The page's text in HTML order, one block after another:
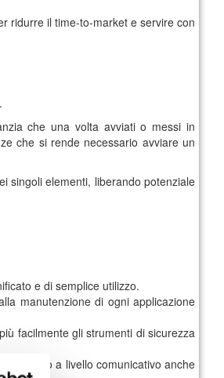
ridurre il time-to-market e servire con
che una volta avviati o messi in
che si rende necessario avviare un
singoli elementi, liberando potenziale
e di semplice utilizzo.
manutenzione di ogni applicazione
facilmente gli strumenti di sicurezza
a livello comunicativo anche